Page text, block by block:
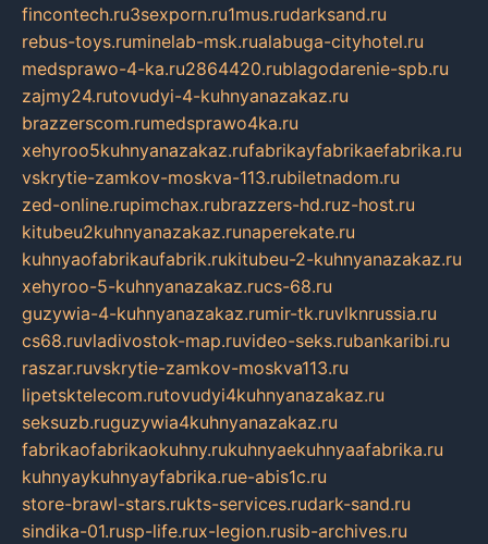
fincontech.ru3sexporn.ru1mus.rudarksand.ru
rebus-toys.ruminelab-msk.rualabuga-cityhotel.ru
medsprawo-4-ka.ru2864420.rublagodarenie-spb.ru
zajmy24.rutovudyi-4-kuhnyanazakaz.ru
brazzerscom.rumedsprawo4ka.ru
xehyroo5kuhnyanazakaz.rufabrikayfabrikaefabrika.ru
vskrytie-zamkov-moskva-113.rubiletnadom.ru
zed-online.rupimchax.rubrazzers-hd.ruz-host.ru
kitubeu2kuhnyanazakaz.runaperekate.ru
kuhnyaofabrikaufabrik.rukitubeu-2-kuhnyanazakaz.ru
xehyroo-5-kuhnyanazakaz.rucs-68.ru
guzywia-4-kuhnyanazakaz.rumir-tk.ruvlknrussia.ru
cs68.ruvladivostok-map.ruvideo-seks.rubankaribi.ru
raszar.ruvskrytie-zamkov-moskva113.ru
lipetsktelecom.rutovudyi4kuhnyanazakaz.ru
seksuzb.ruguzywia4kuhnyanazakaz.ru
fabrikaofabrikaokuhny.rukuhnyaekuhnyaafabrika.ru
kuhnyaykuhnyayfabrika.rue-abis1c.ru
store-brawl-stars.rukts-services.rudark-sand.ru
sindika-01.rusp-life.rux-legion.rusib-archives.ru